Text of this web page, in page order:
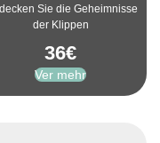
Sie die Geheimnisse
der Klippen
36€
Ver mehr